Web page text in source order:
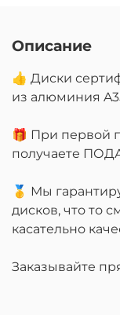
Описание
👍 Диски
из алюминия
🎁 При первой
получаете
🥇 Мы
дисков, что то
касательно
Заказывайте